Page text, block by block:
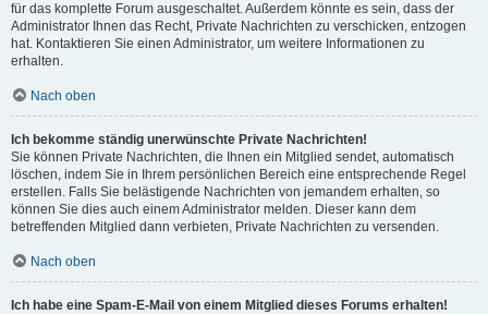
für das komplette Forum ausgeschaltet. Außerdem könnte es sein, dass der
Administrator Ihnen das Recht, Private Nachrichten zu verschicken, entzogen
hat. Kontaktieren Sie einen Administrator, um weitere Informationen zu
erhalten.
Nach oben
Ich bekomme ständig unerwünschte Private Nachrichten!
Sie können Private Nachrichten, die Ihnen ein Mitglied sendet, automatisch
löschen, indem Sie in Ihrem persönlichen Bereich eine entsprechende Regel
erstellen. Falls Sie belästigende Nachrichten von jemandem erhalten, so
können Sie dies auch einem Administrator melden. Dieser kann dem
betreffenden Mitglied dann verbieten, Private Nachrichten zu versenden.
Nach oben
Ich habe eine Spam-E-Mail von einem Mitglied dieses Forums erhalten!